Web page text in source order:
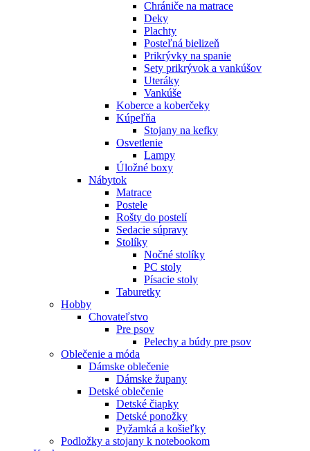
Chrániče na matrace
Deky
Plachty
Posteľná bielizeň
Prikrývky na spanie
Sety prikrývok a vankúšov
Uteráky
Vankúše
Koberce a koberčeky
Kúpeľňa
Stojany na kefky
Osvetlenie
Lampy
Úložné boxy
Nábytok
Matrace
Postele
Rošty do postelí
Sedacie súpravy
Stolíky
Nočné stolíky
PC stoly
Písacie stoly
Taburetky
Hobby
Chovateľstvo
Pre psov
Pelechy a búdy pre psov
Oblečenie a móda
Dámske oblečenie
Dámske župany
Detské oblečenie
Detské čiapky
Detské ponožky
Pyžamká a košieľky
Podložky a stojany k notebookom